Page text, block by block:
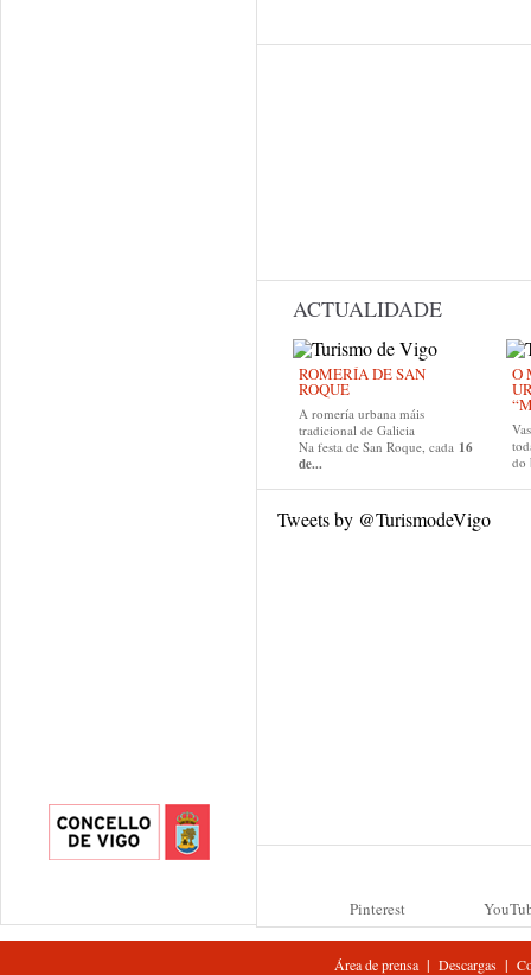
ACTUALIDADE
ROMERÍA DE SAN
ROQUE
A romería urbana máis
tradicional de Galicia
Na festa de San Roque, cada 16
de...
O
do
Tweets by @TurismodeVigo
Pinterest
Área de prensa| Descargas|